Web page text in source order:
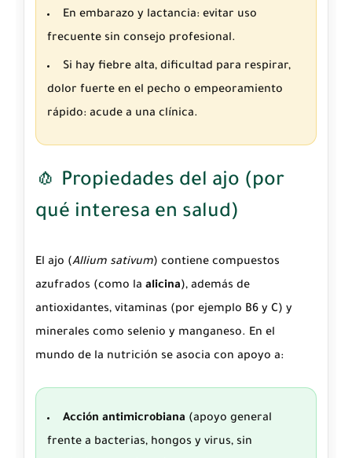
En embarazo y lactancia: evitar uso
frecuente sin consejo profesional.
Si hay fiebre alta, dificultad para respirar,
dolor fuerte en el pecho o empeoramiento
rápido: acude a una clínica.
🧄 Propiedades del ajo (por
qué interesa en salud)
El ajo (Allium sativum) contiene compuestos
azufrados (como la alicina), además de
antioxidantes, vitaminas (por ejemplo B6 y C) y
minerales como selenio y manganeso. En el
mundo de la nutrición se asocia con apoyo a:
Acción antimicrobiana (apoyo general
frente a bacterias, hongos y virus, sin